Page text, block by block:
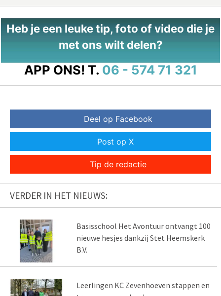
Heb je een leuke tip, foto of video die je
met ons wilt delen?
APP ONS! T. 06 - 574 71 321
Deel op Facebook
Post op X
Tip de redactie
VERDER IN HET NIEUWS:
Basisschool Het Avontuur ontvangt 100
nieuwe hesjes dankzij Stet Heemskerk
B.V.
Leerlingen KC Zevenhoeven stappen en